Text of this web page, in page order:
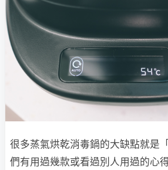
很多蒸氣烘乾消毒鍋的大缺點就是
們有用過幾款或看過別人用過的心